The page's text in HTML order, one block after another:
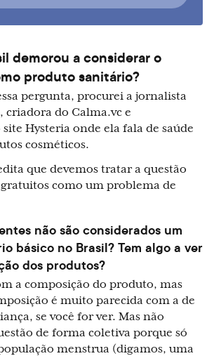
demorou a considerar o
produto sanitário?
pergunta, procurei a jornalista
criadora do Calma.vc e
Hysteria onde ela fala de saúde
cosméticos.
que devemos tratar a questão
como um problema de
não são considerados um
básico no Brasil? Tem algo a ver
dos produtos?
a composição do produto, mas
é muito parecida com a de
se você for ver. Mas não
de forma coletiva porque só
menstrua (digamos, uma